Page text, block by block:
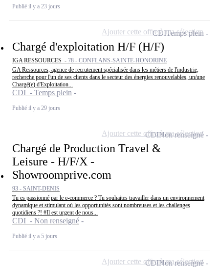
Publié il y a 23 jours
Chargé d'exploitation H/F (H/F)
IGA RESSOURCES - 78 - CONFLANS-SAINTE-HONORINE
GA Ressources, agence de recrutement spécialisée dans les métiers de l'industrie,
recherche pour l'un de ses clients dans le secteur des énergies renouvelables, un/une
Chargé(e) d'Exploitation...
CDI - Temps plein
Publié il y a 29 jours
CDITemps plein
Ajouter cette offre à ma sélection
Chargé de Production Travel &
Leisure - H/F/X -
Showroomprive.com
93 - SAINT-DENIS
Tu es passionné par le e-commerce ? Tu souhaites travailler dans un environnement
dynamique et stimulant où les opportunités sont nombreuses et les challenges
quotidiens ?! #Il est urgent de nous...
CDI - Non renseigné
Publié il y a 5 jours
CDINon renseigné
Ajouter cette offre à ma sélection
CDINon renseigné
Ajouter cette offre à ma sélection